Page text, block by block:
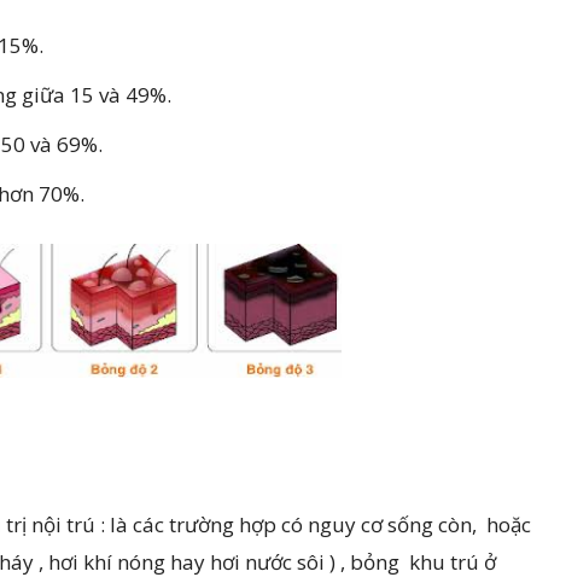
giữa 15 và 49%.
và 69%.
70%.
nội trú : là các trường hợp có nguy cơ sống còn, hoặc
, hơi khí nóng hay hơi nước sôi ) , bỏng khu trú ở